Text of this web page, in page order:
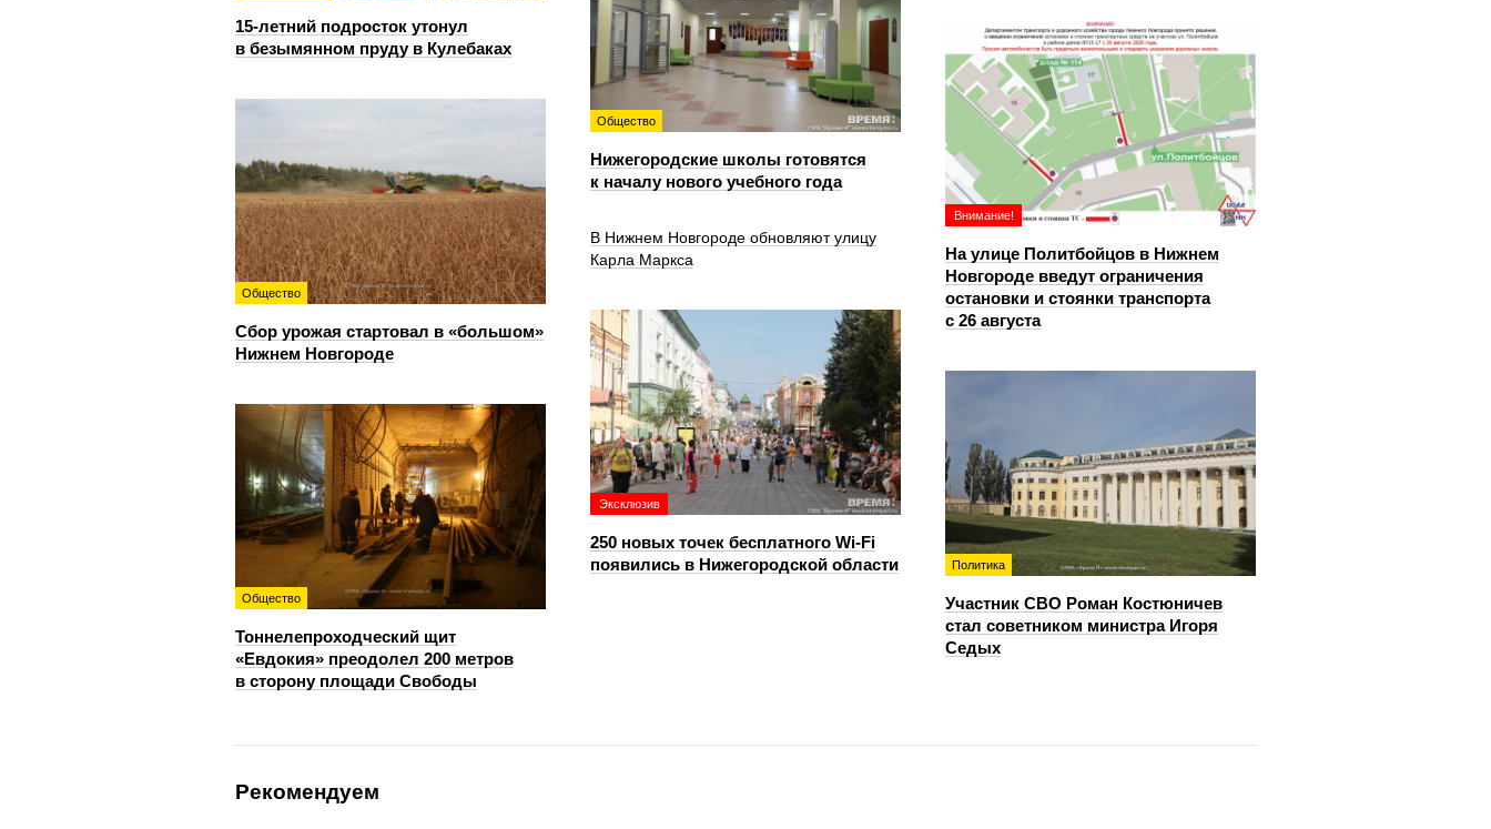
15-летний подросток утонул
в безымянном пруду в Кулебаках
Общество
Нижегородские школы готовятся
к началу нового учебного года
Внимание!
На улице Политбойцов в Нижнем
Новгороде введут ограничения
остановки и стоянки транспорта
с 26 августа
Общество
Сбор урожая стартовал в «большом»
Нижнем Новгороде
В Нижнем Новгороде обновляют улицу
Карла Маркса
Эксклюзив
250 новых точек бесплатного Wi-Fi
появились в Нижегородской области
Политика
Участник СВО Роман Костюничев
стал советником министра Игоря
Седых
Общество
Тоннелепроходческий щит
«Евдокия» преодолел 200 метров
в сторону площади Свободы
Рекомендуем